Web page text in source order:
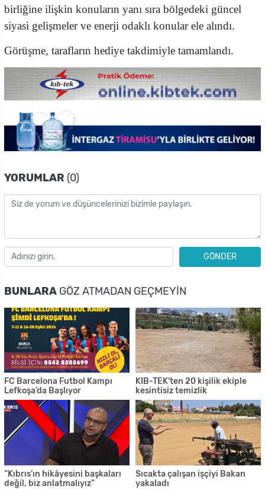
birliğine ilişkin konuların yanı sıra bölgedeki güncel
siyasi gelişmeler ve enerji odaklı konular ele alındı.
Görüşme, tarafların hediye takdimiyle tamamlandı.
YORUMLAR (0)
GÖNDER
BUNLARA GÖZ ATMADAN GEÇMEYIN
FC Barcelona Futbol Kampı
Lefkoşa’da Başlıyor
KIB-TEK'ten 20 kişilik ekiple
kesintisiz temizlik
“Kıbrıs’ın hikâyesini başkaları
değil, biz anlatmalıyız”
Sıcakta çalışan işçiyi Bakan
yakaladı